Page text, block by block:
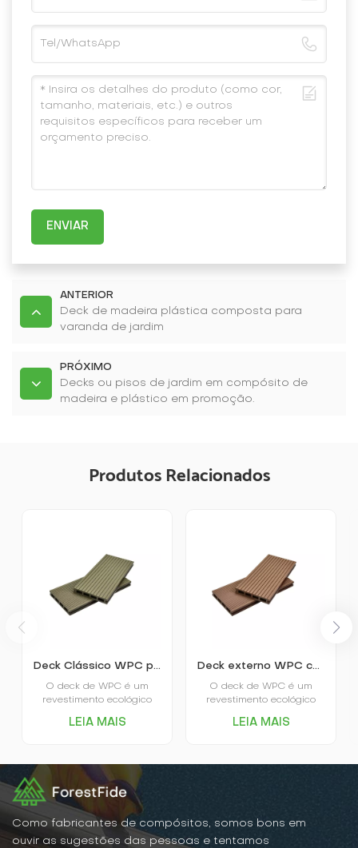
ENVIAR
ANTERIOR
Deck de madeira plástica composta para
varanda de jardim
PRÓXIMO
Decks ou pisos de jardim em compósito de
madeira e plástico em promoção.
Produtos Relacionados
Deck Clássico WPC para Exterior Oco K25-150
O deck de WPC é um
revestimento ecológico
desempenho ambiental,
economia de tempo e mão
de obra, aparência
atraente e outras
vantagens, sendo
adequado para diversos
ambientes internos e
LEIA MAIS
Deck externo WPC com poros quadrados K25-150
O deck de WPC é um
revestimento ecológico
desempenho ambiental,
adequado para diversos
ambientes internos e
LEIA MAIS
Como fabricantes de compósitos, somos bons em
ouvir as sugestões das pessoas e tentamos